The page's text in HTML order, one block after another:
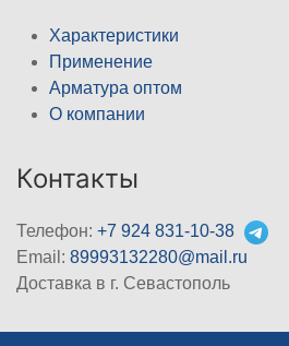
Характеристики
Применение
Арматура оптом
О компании
Контакты
Телефон: +7 924 831-10-38
Email: 89993132280@mail.ru
Доставка в г. Севастополь